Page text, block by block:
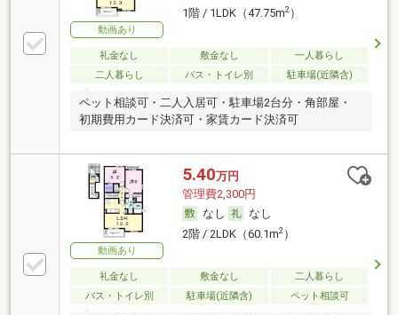
動画あり
1階 / 1LDK（47.75m2）
礼金なし 敷金なし
一人暮らし
二人暮らし
バス・トイレ別 駐車場(近隣含)
ペット相談可・二人入居可・駐車場2台分・角部屋・
初期費用カード決済可・家賃カード決済可
動画あり
5.40万円
管理費2,300円
なし
なし
2階 / 2LDK（60.1m2）
礼金なし 敷金なし
二人暮らし
バス・トイレ別
駐車場(近隣含) ペット相談可